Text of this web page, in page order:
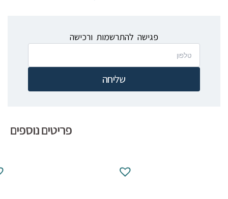
פגישה להתרשמות ורכישה
שליחה
פריטים נוספים